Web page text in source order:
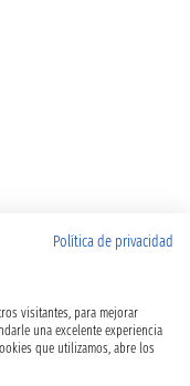
Política de privacidad
visitantes, para mejorar
una excelente experiencia
que utilizamos, abre los